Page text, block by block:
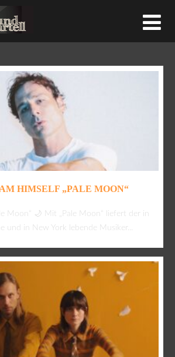
HIMSELF „PALE MOON“
Moon“ 🌙 Mit „Pale Moon“ liefert der in
und in New York lebende Musiker...